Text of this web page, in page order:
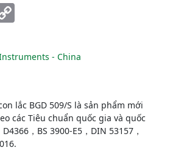
- China
lắc BGD 509/S là sản phẩm mới
các Tiêu chuẩn quốc gia và quốc
，BS 3900-E5，DIN 53157，